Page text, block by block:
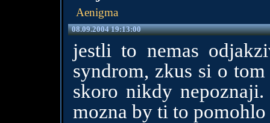
Aenigma
08.09.2004 19:13:00
jestli to nemas
syndrom, zkus si o
skoro nikdy
mozna by ti to pomohlo